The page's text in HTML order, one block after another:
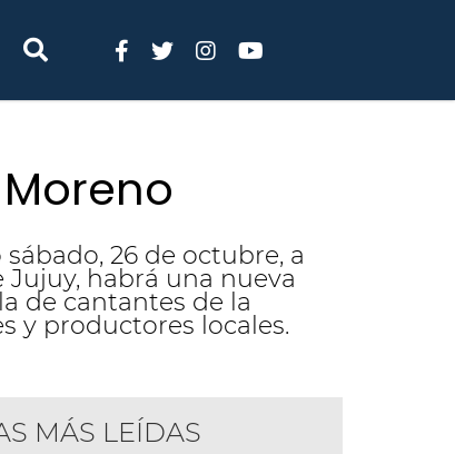
26 de octubre, a
Jujuy, habrá una nueva
de cantantes de la
y productores locales.
MÁS LEÍDAS